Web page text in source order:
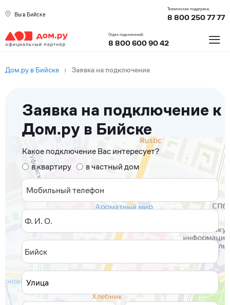
Вы в Бийске
Техническая поддержка:
8 800 250 77 77
Отдел подключений:
8 800 600 90 42 ≡
Дом.ру в Бийске › Заявка на подключение
Заявка на подключение к
Дом.ру в Бийске
Какое подключение Вас интересует?
в квартиру
в частный дом